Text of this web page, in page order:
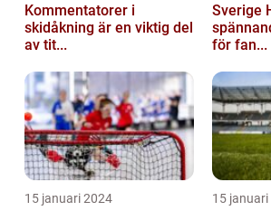
Kommentatorer i
skidåkning är en viktig del
av tit...
Sverige
för fan...
15 januari 2024 15